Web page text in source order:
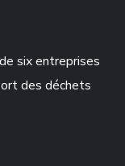
six entreprises
des déchets